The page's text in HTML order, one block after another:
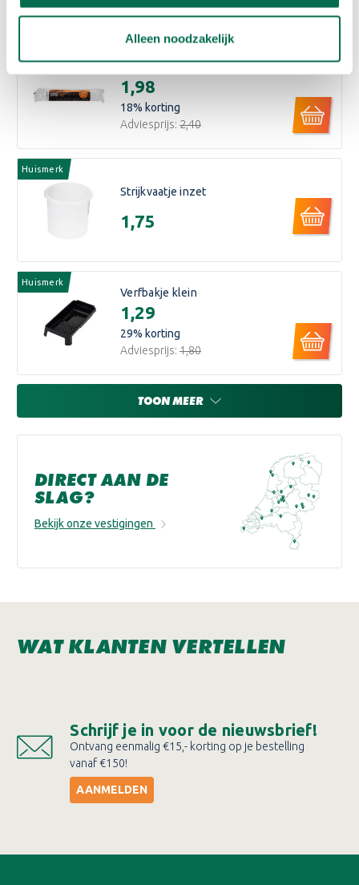
Alleen noodzakelijk
Kleur: Wit
Verbruik: ca. 6-8 m 2 /ltr. afhankelijk van de ondergrond en
applicatiemethode
Bijpassende producten
Anza roller 10cm
€1,98
18% korting
Adviesprijs: €2,40
Huismerk
Strijkvaatje inzet
€1,75
Huismerk
Verfbakje klein
€1,29
29% korting
Adviesprijs: €1,80
TOON MEER
DIRECT AAN DE
SLAG?
Bekijk onze vestigingen
WAT KLANTEN VERTELLEN
Schrijf je in voor de nieuwsbrief!
Ontvang eenmalig €15,- korting op je bestelling
vanaf €150!
AANMELDEN